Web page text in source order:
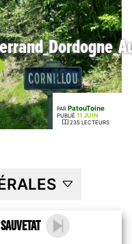
PAR PatouToine
PUBLIÉ 11 JUIN
235 LECTEURS